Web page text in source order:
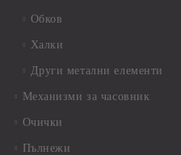
Обков
Халки
Други метални елементи
Механизми за часовник
Очички
Пълнежи